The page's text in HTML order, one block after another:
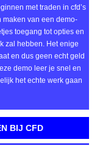
maken van een demo-
toegang tot opties en
zal hebben. Het enige
en dus geen echt geld
demo leer je snel en
het echte werk gaan
BIJ CFD